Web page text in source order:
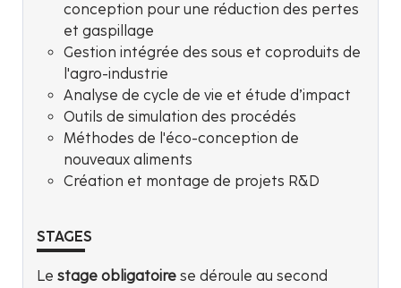
conception pour une réduction des pertes
et gaspillage
Gestion intégrée des sous et coproduits de
l'agro-industrie
Analyse de cycle de vie et étude d’impact
Outils de simulation des procédés
Méthodes de l'éco-conception de
nouveaux aliments
Création et montage de projets R&D
STAGES
Le stage obligatoire se déroule au second